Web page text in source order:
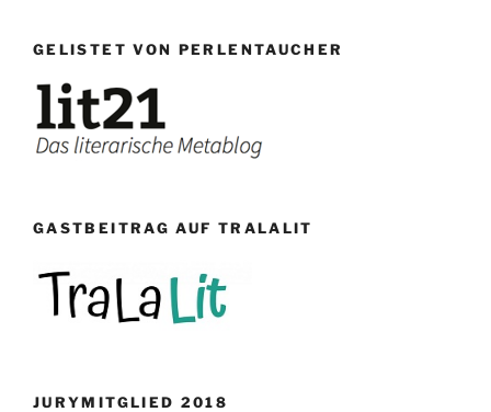
GELISTET VON PERLENTAUCHER
GASTBEITRAG AUF TRALALIT
JURYMITGLIED 2018